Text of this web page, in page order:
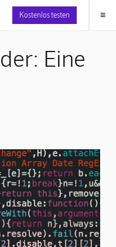
Kostenlos testen ≡
Eine